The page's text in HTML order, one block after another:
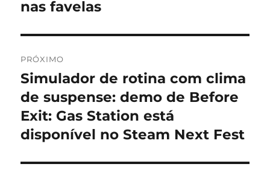
nas favelas
PRÓXIMO
Próximo
post:
Simulador de rotina com clima
de suspense: demo de Before
Exit: Gas Station está
disponível no Steam Next Fest